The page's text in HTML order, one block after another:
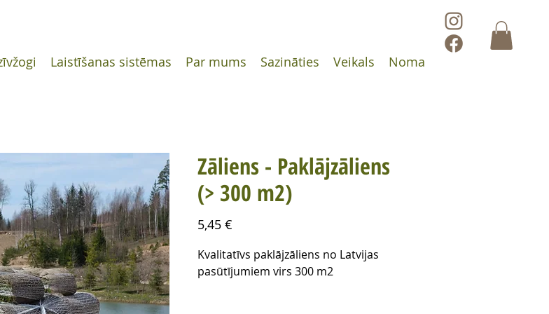
Laistīšanas sistēmas Par mums Sazināties Veikals Noma
Zāliens - Paklājzāliens
(> 300 m2)
5,45 €
Kvalitatīvs paklājzāliens no Latvijas
pasūtījumiem virs 300 m2